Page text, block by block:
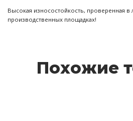
Высокая износостойкость, проверенная в
производственных площадках!
Похожие